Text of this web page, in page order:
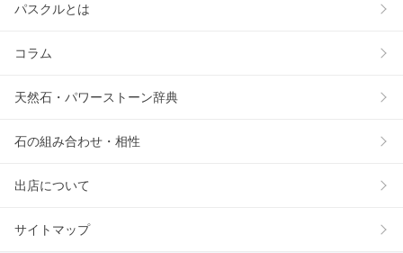
パスクルとは
コラム
天然石・パワーストーン辞典
石の組み合わせ・相性
出店について
サイトマップ